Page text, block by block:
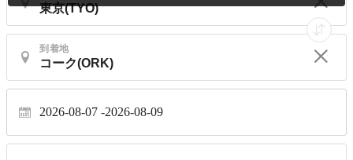
到着地
2026-08-07 2026-08-09